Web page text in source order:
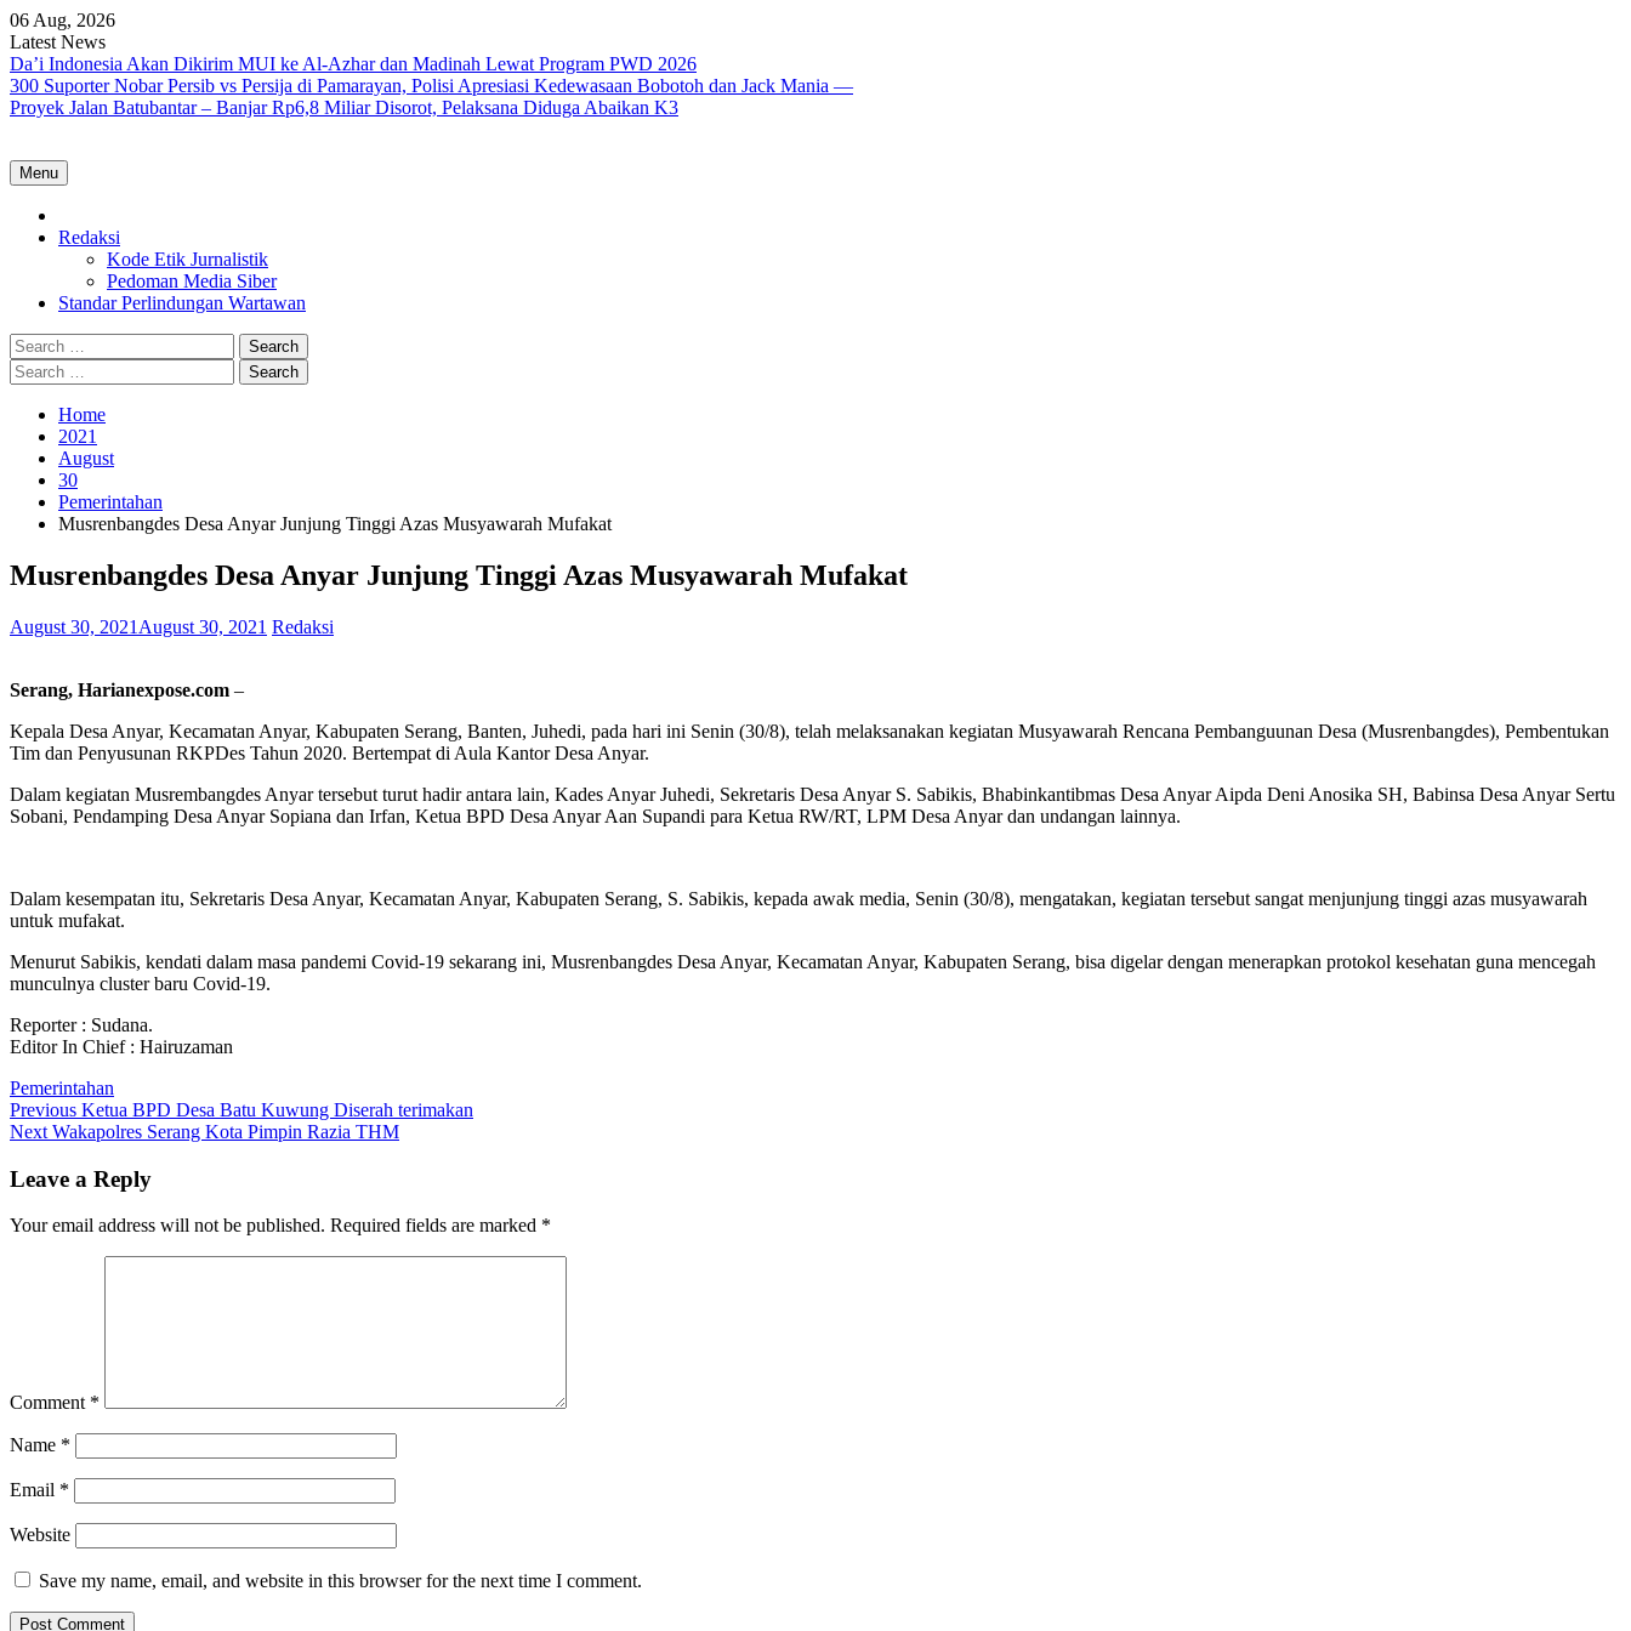
Skip
to
content
06 Aug, 2026
Latest News
Da’i Indonesia Akan Dikirim MUI ke Al-Azhar dan Madinah Lewat Program PWD 2026
300 Suporter Nobar Persib vs Persija di Pamarayan, Polisi Apresiasi Kedewasaan Bobotoh dan Jack Mania —
Proyek Jalan Batubantar – Banjar Rp6,8 Miliar Disorot, Pelaksana Diduga Abaikan K3
Menu
Redaksi
Kode Etik Jurnalistik
Pedoman Media Siber
Standar Perlindungan Wartawan
Search
for:
Search
for:
Home
2021
August
30
Pemerintahan
Musrenbangdes Desa Anyar Junjung Tinggi Azas Musyawarah Mufakat
Musrenbangdes Desa Anyar Junjung Tinggi Azas Musyawarah Mufakat
August 30, 2021 August 30, 2021 Redaksi
Serang, Harianexpose.com –
Kepala Desa Anyar, Kecamatan Anyar, Kabupaten Serang, Banten, Juhedi, pada hari ini Senin (30/8), telah melaksanakan kegiatan Musyawarah Rencana Pembanguunan Desa (Musrenbangdes), Pembentukan
Tim dan Penyusunan RKPDes Tahun 2020. Bertempat di Aula Kantor Desa Anyar.
Dalam kegiatan Musrembangdes Anyar tersebut turut hadir antara lain, Kades Anyar Juhedi, Sekretaris Desa Anyar S. Sabikis, Bhabinkantibmas Desa Anyar Aipda Deni Anosika SH, Babinsa Desa Anyar Sertu
Sobani, Pendamping Desa Anyar Sopiana dan Irfan, Ketua BPD Desa Anyar Aan Supandi para Ketua RW/RT, LPM Desa Anyar dan undangan lainnya.
Dalam kesempatan itu, Sekretaris Desa Anyar, Kecamatan Anyar, Kabupaten Serang, S. Sabikis, kepada awak media, Senin (30/8), mengatakan, kegiatan tersebut sangat menjunjung tinggi azas musyawarah
untuk mufakat.
Menurut Sabikis, kendati dalam masa pandemi Covid-19 sekarang ini, Musrenbangdes Desa Anyar, Kecamatan Anyar, Kabupaten Serang, bisa digelar dengan menerapkan protokol kesehatan guna mencegah
munculnya cluster baru Covid-19.
Reporter : Sudana.
Editor In Chief : Hairuzaman
Pemerintahan
Post
navigation
Previous Previous
post:
Ketua BPD Desa Batu Kuwung Diserah terimakan
Next Next
Wakapolres Serang Kota Pimpin Razia THM
Leave a Reply
Your email address will not be published. Required fields are marked *
Comment *
Name *
Email *
Website
Save my name, email, and website in this browser for the next time I comment.